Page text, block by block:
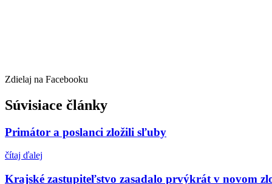
Zdielaj na Facebooku
Súvisiace články
Primátor a poslanci zložili sľuby
čítaj ďalej
Krajské zastupiteľstvo zasadalo prvýkrát v novom